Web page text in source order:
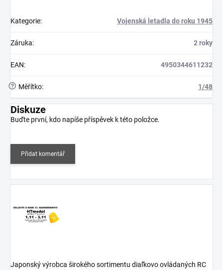
Kategorie: Vojenská letadla do roku 1945
Záruka: 2 roky
EAN: 4950344611232
? Měřítko: 1/48
Diskuze
Buďte první, kdo napíše příspěvek k této položce.
Přidat komentář
Japonský výrobca širokého sortimentu diaľkovo ovládaných RC